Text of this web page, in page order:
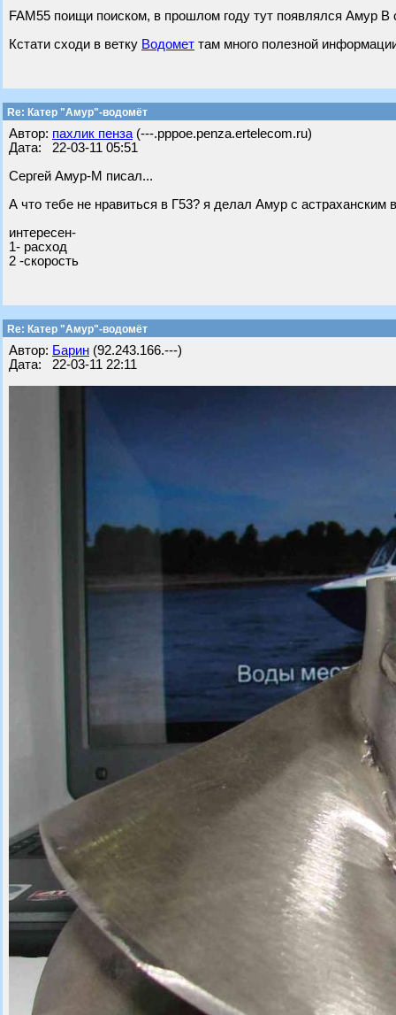
FAM55 поищи поиском, в прошлом году тут появлялся Амур
Кстати сходи в ветку Водомет там много полезной
Re: Катер "Амур"-водомёт
Автор: пахлик пенза (---.pppoe.penza.ertelecom.ru)
Дата: 22-03-11 05:51
Сергей Амур-М писал...
А что тебе не нравиться в Г53? я делал Амур с
интересен-
1- расход
2 -скорость
Re: Катер "Амур"-водомёт
Автор: Барин (92.243.166.---)
Дата: 22-03-11 22:11